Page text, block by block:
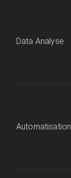
Data Analyse
Automatisation